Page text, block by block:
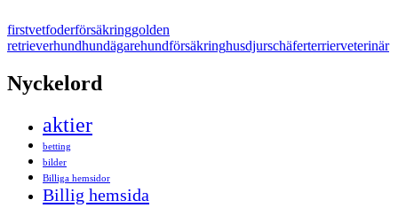
firstvetfoderförsäkringgolden
retrieverhundhundägarehundförsäkringhusdjurschäferterrierveterinär
Nyckelord
aktier
betting
bilder
Billiga hemsidor
Billig hemsida